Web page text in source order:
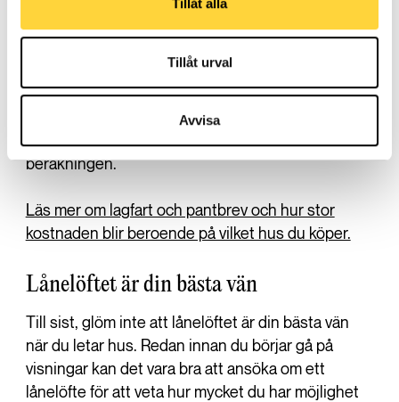
Tillåt alla
Tillåt urval
Avvisa
beskrivet säkerheten för ditt bolån och om det
som du ska ha i bolån kommer det tillkomma en
kostnad för att ta ut nya pantbrev. Kostnaden för
pantbrev kan uppgå till flera tiotusentals kronor så
det vore tråkigt att missa att ha med det i
beräkningen.
Läs mer om lagfart och pantbrev och hur stor
kostnaden blir beroende på vilket hus du köper.
Lånelöftet är din bästa vän
Till sist, glöm inte att lånelöftet är din bästa vän
när du letar hus. Redan innan du börjar gå på
visningar kan det vara bra att ansöka om ett
lånelöfte för att veta hur mycket du har möjlighet